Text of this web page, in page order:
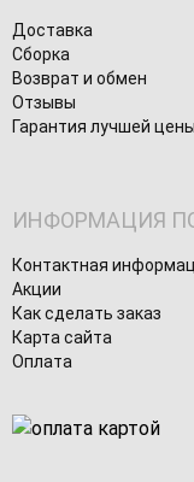
Доставка
Сборка
Возврат и обмен
Отзывы
Гарантия лучшей цены
ИНФОРМАЦИЯ
Контактная
Акции
Как сделать заказ
Карта сайта
Оплата